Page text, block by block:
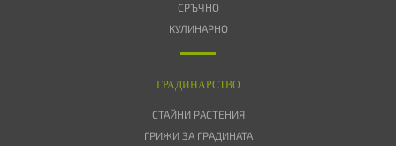
СРЪЧНО
КУЛИНАРНО
ГРАДИНАРСТВО
СТАЙНИ РАСТЕНИЯ
ГРИЖИ ЗА ГРАДИНАТА